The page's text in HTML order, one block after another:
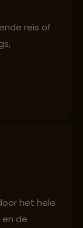
en milieu
reis of
het hele
en de